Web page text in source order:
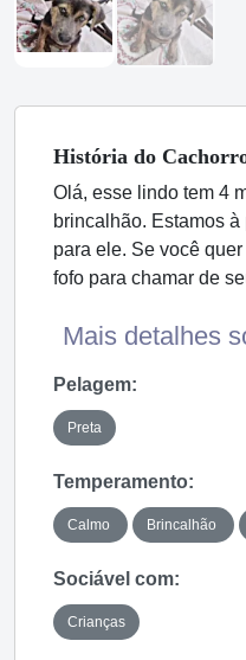
História do
Olá, esse lindo tem 4
brincalhão. Estamos
para ele. Se você
fofo para chamar de
Mais detalhes
Pelagem:
Preta
Temperamento:
Calmo Brincalhão
Sociável com:
Crianças